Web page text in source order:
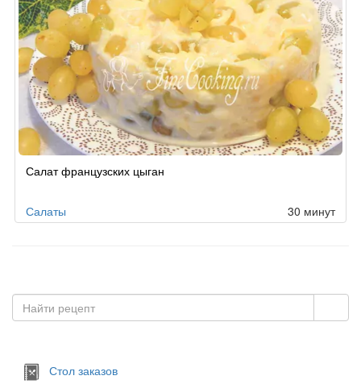
Салат французских цыган
Салаты 30 минут
Стол заказов